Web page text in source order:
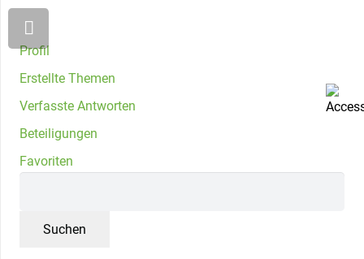
Profil
Erstellte Themen
Verfasste Antworten
Beteiligungen
Favoriten